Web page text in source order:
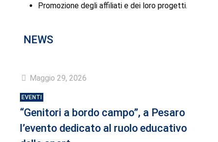
Promozione degli affiliati e dei loro progetti.
NEWS
Maggio 29, 2026
EVENTI
“Genitori a bordo campo”, a Pesaro
l’evento dedicato al ruolo educativo